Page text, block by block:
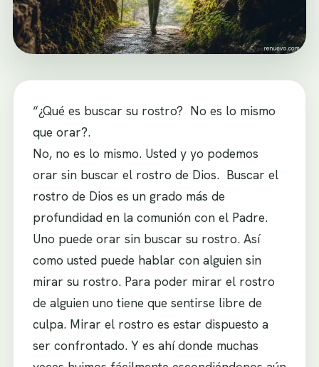
“¿Qué es buscar su rostro? No es lo mismo
que orar?.
No, no es lo mismo. Usted y yo podemos
orar sin buscar el rostro de Dios. Buscar el
rostro de Dios es un grado más de
profundidad en la comunión con el Padre.
Uno puede orar sin buscar su rostro. Así
como usted puede hablar con alguien sin
mirar su rostro. Para poder mirar el rostro
de alguien uno tiene que sentirse libre de
culpa. Mirar el rostro es estar dispuesto a
ser confrontado. Y es ahí donde muchas